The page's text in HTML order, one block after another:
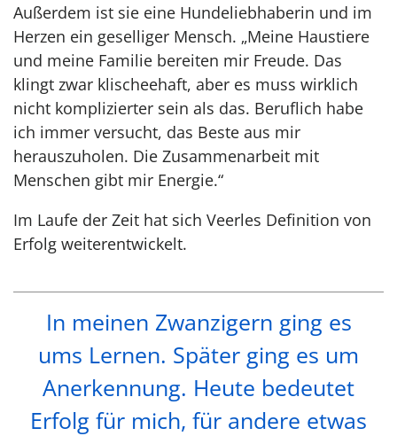
Außerdem ist sie eine Hundeliebhaberin und im
Herzen ein geselliger Mensch. „Meine Haustiere
und meine Familie bereiten mir Freude. Das
klingt zwar klischeehaft, aber es muss wirklich
nicht komplizierter sein als das. Beruflich habe
ich immer versucht, das Beste aus mir
herauszuholen. Die Zusammenarbeit mit
Menschen gibt mir Energie.“
Im Laufe der Zeit hat sich Veerles Definition von
Erfolg weiterentwickelt.
In meinen Zwanzigern ging es
ums Lernen. Später ging es um
Anerkennung. Heute bedeutet
Erfolg für mich, für andere etwas